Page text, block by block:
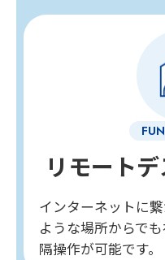
リモート
インターネットに
ような場所からで
隔操作が可能です。